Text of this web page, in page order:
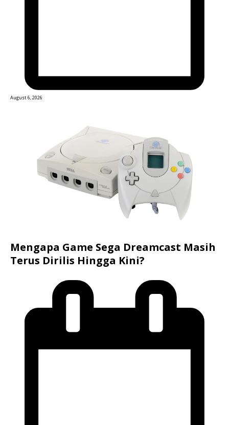
August 6, 2026
Mengapa Game Sega Dreamcast Masih
Terus Dirilis Hingga Kini?